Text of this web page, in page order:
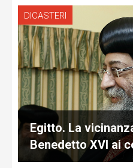
DICASTERI
Egitto. La
Benedetto XVI ai